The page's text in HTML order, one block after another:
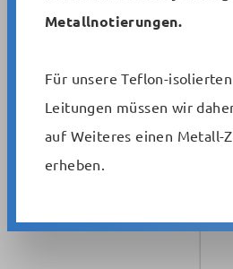
Schaltdraht für
AWG24-26-30,
Artikelnummer:
Bildergalerie überspringen
Metallnotierungen.
Für unsere Teflon-
Leitungen müssen wir
auf Weiteres einen Metall-
erheben.